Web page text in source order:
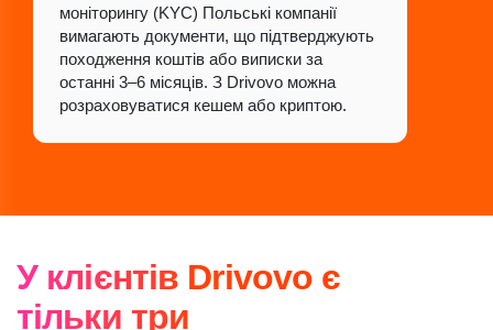
моніторингу (KYC) Польські компанії
вимагають документи, що підтверджують
походження коштів або виписки за
останні 3–6 місяців. З Drivovo можна
розраховуватися кешем або криптою.
У клієнтів Drivovo є
тільки три